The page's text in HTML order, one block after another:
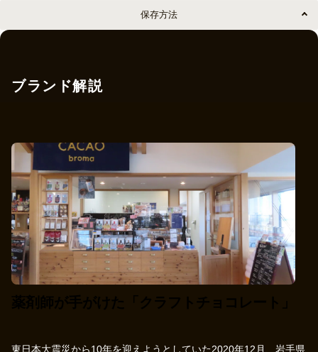
保存方法
ブランド解説
東日本大震災から10年を迎えようとしていた2020年12月、岩手県